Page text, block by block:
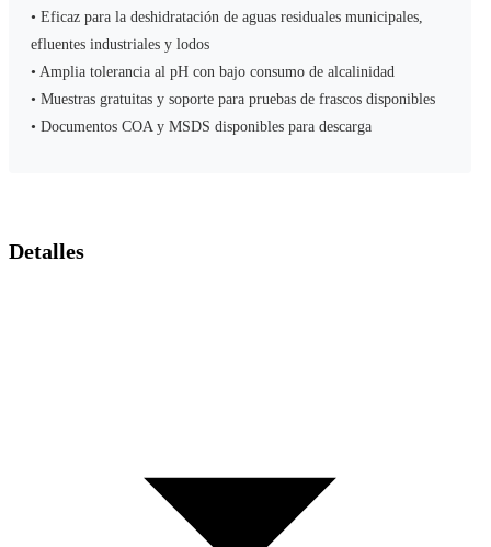
• Eficaz para la deshidratación de aguas residuales municipales,
efluentes industriales y lodos
• Amplia tolerancia al pH con bajo consumo de alcalinidad
• Muestras gratuitas y soporte para pruebas de frascos disponibles
• Documentos COA y MSDS disponibles para descarga
Detalles